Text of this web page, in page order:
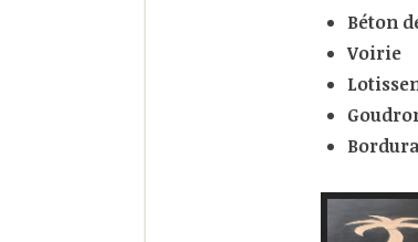
Béton
Voirie